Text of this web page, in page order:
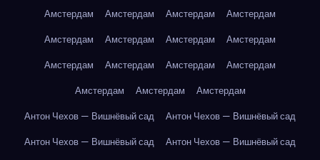
Амстердам
Амстердам Амстердам
Амстердам
Амстердам
Амстердам Амстердам
Амстердам
Амстердам
Амстердам Амстердам
Амстердам
Амстердам
Амстердам
Амстердам
Антон Чехов — Вишнёвый сад
Антон Чехов — Вишнёвый сад
Антон Чехов — Вишнёвый сад
Антон Чехов — Вишнёвый сад